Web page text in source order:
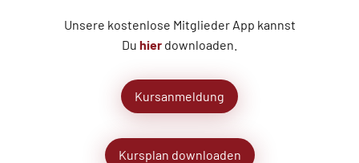
Unsere kostenlose Mitglieder App kannst
Du hier downloaden.
Kursanmeldung
Kursplan downloaden